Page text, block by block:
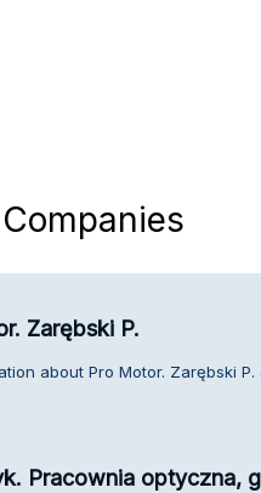
Zarębski P.
about Pro Motor. Zarębski
Pracownia optyczna,